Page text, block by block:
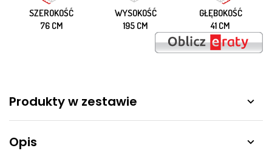
SZEROKOŚĆ
76 CM
WYSOKOŚĆ
195 CM
GŁĘBOKOŚĆ
41 CM
Produkty w zestawie 
Opis 